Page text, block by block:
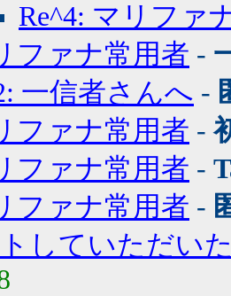
Re^4: マリファ
ファナ常用者 -
一信者さんへ -
ファナ常用者 -
ファナ常用者 -
ファナ常用者 -
していただい